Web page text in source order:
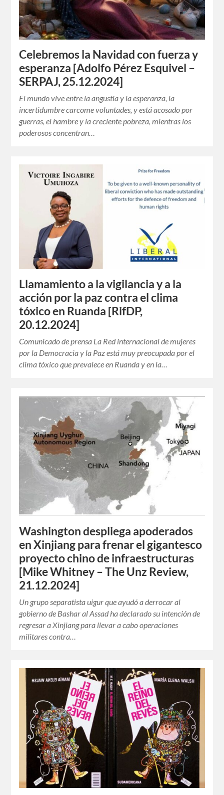
Celebremos la Navidad con fuerza y
esperanza [Adolfo Pérez Esquivel –
SERPAJ, 25.12.2024]
El mundo vive entre la angustia y la esperanza, la
incertidumbre carcome voluntades, y está acosado por
guerras, el hambre y la creciente pobreza, mientras los
poderosos concentran…
Llamamiento a la vigilancia y a la
acción por la paz contra el clima
tóxico en Ruanda [RifDP,
20.12.2024]
Comunicado de prensa La Red internacional de mujeres
por la Democracia y la Paz está muy preocupada por el
clima tóxico que prevalece en Ruanda y en la…
Washington despliega apoderados
en Xinjiang para frenar el gigantesco
proyecto chino de infraestructuras
[Mike Whitney – The Unz Review,
21.12.2024]
Un grupo separatista uigur que ayudó a derrocar al
gobierno de Bashar al Assad ha declarado su intención de
regresar a Xinjiang para llevar a cabo operaciones
militares contra…